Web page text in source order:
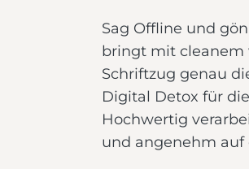
Sag Offline und
bringt mit cleanem
Schriftzug genau
Digital Detox für
Hochwertig
und angenehm auf